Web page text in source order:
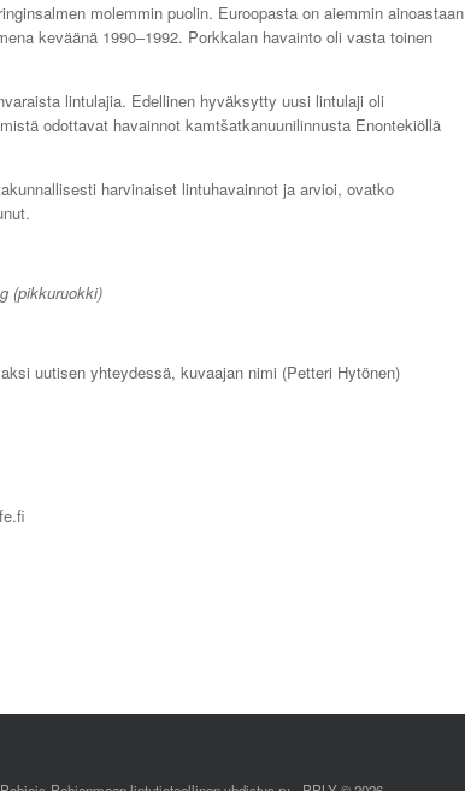
molemmin puolin. Euroopasta on aiemmin ainoastaan
keväänä 1990–1992. Porkkalan havainto oli vasta toinen
lintulajia. Edellinen hyväksytty uusi lintulaji oli
odottavat havainnot kamtšatkanuunilinnusta Enontekiöllä
harvinaiset lintuhavainnot ja arvioi, ovatko
(pikkuruokki)
uutisen yhteydessä, kuvaajan nimi (Petteri Hytönen)